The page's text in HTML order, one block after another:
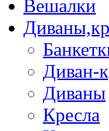
Вешалки
Диван-
Диваны
Кресла